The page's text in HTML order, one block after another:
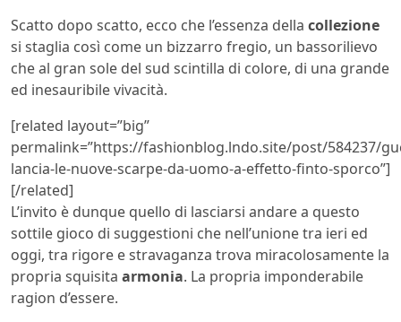
Scatto dopo scatto, ecco che l’essenza della collezione
si staglia così come un bizzarro fregio, un bassorilievo
che al gran sole del sud scintilla di colore, di una grande
ed inesauribile vivacità.
[related layout=”big”
permalink=”https://fashionblog.lndo.site/post/584237/
lancia-le-nuove-scarpe-da-uomo-a-effetto-finto-sporco”]
[/related]
L’invito è dunque quello di lasciarsi andare a questo
sottile gioco di suggestioni che nell’unione tra ieri ed
oggi, tra rigore e stravaganza trova miracolosamente la
propria squisita armonia. La propria imponderabile
ragion d’essere.